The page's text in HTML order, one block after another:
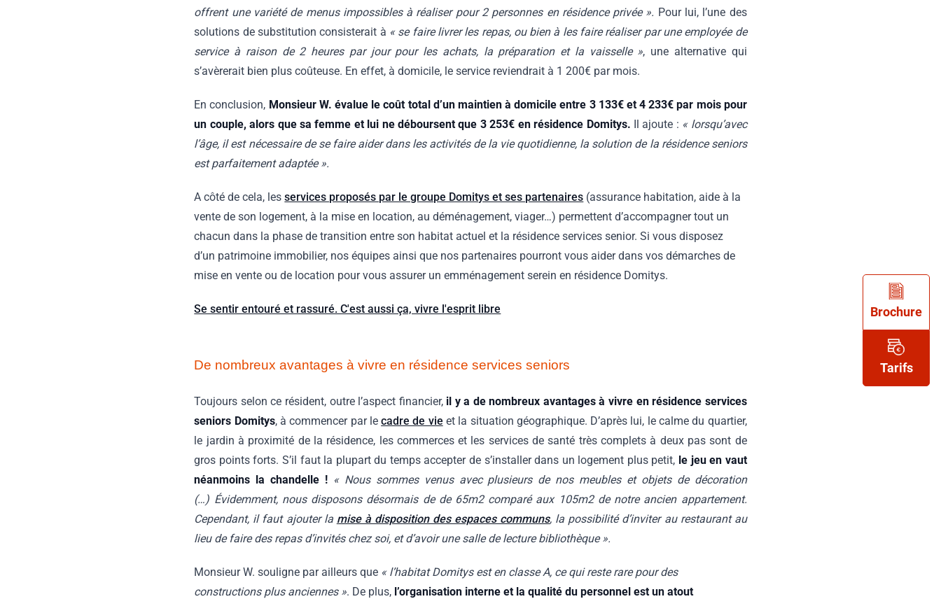
offrent une variété de menus impossibles à réaliser pour 2 personnes en résidence privée ». Pour lui, l’une des
solutions de substitution consisterait à « se faire livrer les repas, ou bien à les faire réaliser par une employée de
service à raison de 2 heures par jour pour les achats, la préparation et la vaisselle », une alternative qui
s’avèrerait bien plus coûteuse. En effet, à domicile, le service reviendrait à 1 200€ par mois.
En conclusion, Monsieur W. évalue le coût total d’un maintien à domicile entre 3 133€ et 4 233€ par mois pour
un couple, alors que sa femme et lui ne déboursent que 3 253€ en résidence Domitys. Il ajoute : « lorsqu’avec
l’âge, il est nécessaire de se faire aider dans les activités de la vie quotidienne, la solution de la résidence seniors
est parfaitement adaptée ».
A côté de cela, lesservices proposés par le groupe Domitys et ses partenaires (assurance habitation, aide à la
vente de son logement, à la mise en location, au déménagement, viager…) permettent d’accompagner tout un
chacun dans la phase de transition entre son habitat actuel et la résidence services senior. Si vous disposez
d’un patrimoine immobilier, nos équipes ainsi que nos partenaires pourront vous aider dans vos démarches de
mise en vente ou de location pour vous assurer un emménagement serein en résidence Domitys.
Se sentir entouré et rassuré. C'est aussi ça, vivre l'esprit libre
De nombreux avantages à vivre en résidence services seniors
Toujours selon ce résident, outre l’aspect financier, il y a de nombreux avantages à vivre en résidence services
seniors Domitys, à commencer par lecadre de vie et la situation géographique. D’après lui, le calme du quartier,
le jardin à proximité de la résidence, les commerces et les services de santé très complets à deux pas sont de
gros points forts. S’il faut la plupart du temps accepter de s’installer dans un logement plus petit, le jeu en vaut
néanmoins la chandelle ! « Nous sommes venus avec plusieurs de nos meubles et objets de décoration
(…) Évidemment, nous disposons désormais de de 65m2 comparé aux 105m2 de notre ancien appartement.
Cependant, il faut ajouter la mise à disposition des espaces communs, la possibilité d’inviter au restaurant au
lieu de faire des repas d’invités chez soi, et d’avoir une salle de lecture bibliothèque ».
Monsieur W. souligne par ailleurs que « l’habitat Domitys est en classe A, ce qui reste rare pour des
constructions plus anciennes ». De plus, l’organisation interne et la qualité du personnel est un atout
Brochure
Tarifs